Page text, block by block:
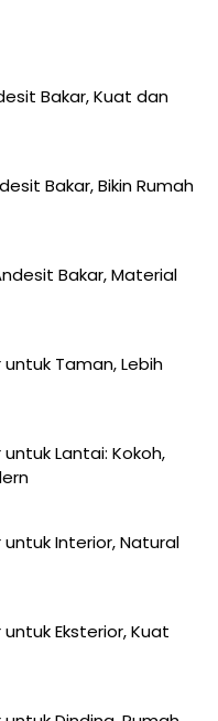
Bakar, Kuat dan
Bakar, Bikin Rumah
Bakar, Material
Taman, Lebih
Lantai: Kokoh,
Interior, Natural
Eksterior, Kuat